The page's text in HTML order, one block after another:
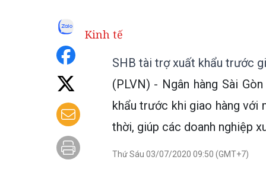
Kinh tế
SHB tài trợ xuất khẩu trước
(PLVN) - Ngân hàng Sài
khẩu trước khi giao hàng với
thời, giúp các doanh nghiệp
Thứ Sáu 03/07/2020 09:50 (GMT+7)